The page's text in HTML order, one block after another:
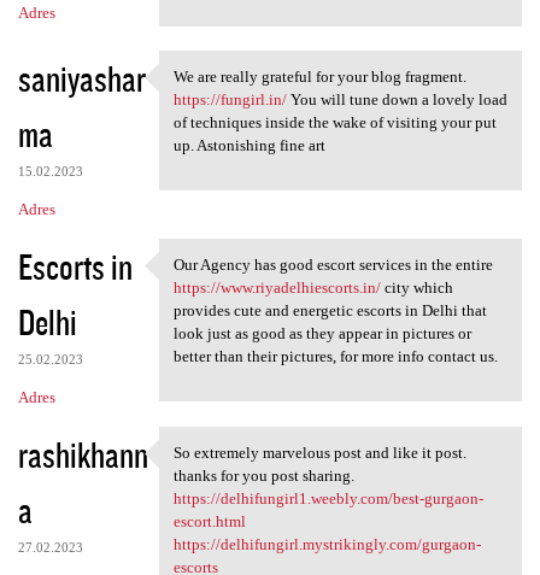
Adres
saniyashar
ma
15.02.2023
Adres
We are really grateful for
We are really grateful for your blog fragment.
https://fungirl.in/You will tune down a lovely load
of techniques inside the wake of visiting your put
up. Astonishing fine art
Escorts in
Delhi
25.02.2023
Adres
Our Agency has good escort
Our Agency has good escort services in the entire
https://www.riyadelhiescorts.in/city which
provides cute and energetic escorts in Delhi that
look just as good as they appear in pictures or
better than their pictures, for more info contact us.
rashikhann
a
27.02.2023
So extremely marvelous post
So extremely marvelous post and like it post.
thanks for you post sharing.
https://delhifungirl1.weebly.com/best-gurgaon-
escort.html
https://delhifungirl.mystrikingly.com/gurgaon-
escorts